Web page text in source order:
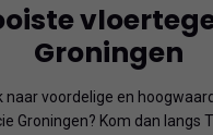
Groningen
naar voordelige en
Groningen? Kom dan langs